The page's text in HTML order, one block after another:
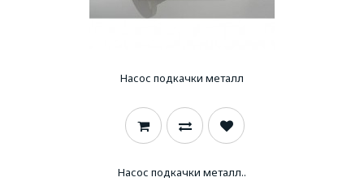
Насос подкачки металл
Насос подкачки металл..